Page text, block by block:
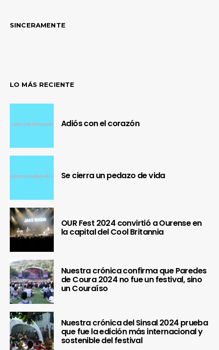
SINCERAMENTE
LO MÁS RECIENTE
Adiós con el corazón
Se cierra un pedazo de vida
OUR Fest 2024 convirtió a Ourense en
la capital del Cool Britannia
Nuestra crónica confirma que Paredes
de Coura 2024 no fue un festival, sino
un Couraíso
Nuestra crónica del Sinsal 2024 prueba
que fue la edición más internacional y
sostenible del festival